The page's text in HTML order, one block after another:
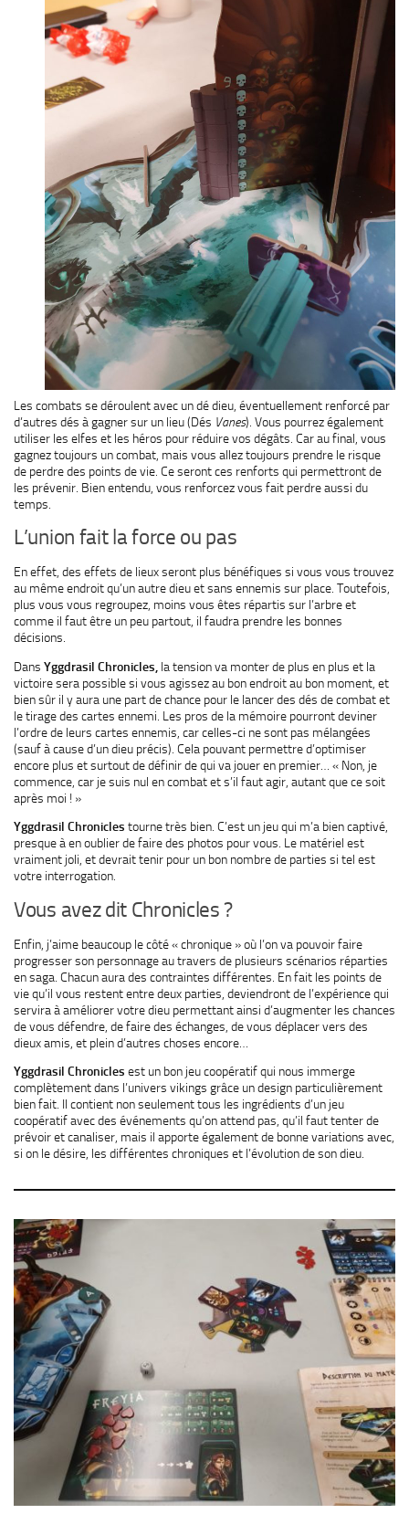
Les combats se déroulent avec un dé dieu, éventuellement renforcé par
d’autres dés à gagner sur un lieu (Dés Vanes). Vous pourrez également
utiliser les elfes et les héros pour réduire vos dégâts. Car au final, vous
gagnez toujours un combat, mais vous allez toujours prendre le risque
de perdre des points de vie. Ce seront ces renforts qui permettront de
les prévenir. Bien entendu, vous renforcez vous fait perdre aussi du
temps.
L’union fait la force ou pas
En effet, des effets de lieux seront plus bénéfiques si vous vous trouvez
au même endroit qu’un autre dieu et sans ennemis sur place. Toutefois,
plus vous vous regroupez, moins vous êtes répartis sur l’arbre et
comme il faut être un peu partout, il faudra prendre les bonnes
décisions.
Dans Yggdrasil Chronicles, la tension va monter de plus en plus et la
victoire sera possible si vous agissez au bon endroit au bon moment, et
bien sûr il y aura une part de chance pour le lancer des dés de combat et
le tirage des cartes ennemi. Les pros de la mémoire pourront deviner
l’ordre de leurs cartes ennemis, car celles-ci ne sont pas mélangées
(sauf à cause d’un dieu précis). Cela pouvant permettre d’optimiser
encore plus et surtout de définir de qui va jouer en premier… « Non, je
commence, car je suis nul en combat et s’il faut agir, autant que ce soit
après moi ! »
Yggdrasil Chronicles tourne très bien. C’est un jeu qui m’a bien captivé,
presque à en oublier de faire des photos pour vous. Le matériel est
vraiment joli, et devrait tenir pour un bon nombre de parties si tel est
votre interrogation.
Vous avez dit Chronicles ?
Enfin, j’aime beaucoup le côté « chronique » où l’on va pouvoir faire
progresser son personnage au travers de plusieurs scénarios réparties
en saga. Chacun aura des contraintes différentes. En fait les points de
vie qu’il vous restent entre deux parties, deviendront de l’expérience qui
servira à améliorer votre dieu permettant ainsi d’augmenter les chances
de vous défendre, de faire des échanges, de vous déplacer vers des
dieux amis, et plein d’autres choses encore…
Yggdrasil Chronicles est un bon jeu coopératif qui nous immerge
complètement dans l’univers vikings grâce un design particulièrement
bien fait. Il contient non seulement tous les ingrédients d’un jeu
coopératif avec des événements qu’on attend pas, qu’il faut tenter de
prévoir et canaliser, mais il apporte également de bonne variations avec,
si on le désire, les différentes chroniques et l’évolution de son dieu.